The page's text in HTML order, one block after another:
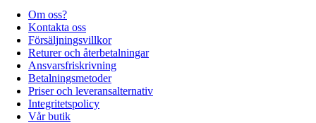
Om oss?
Kontakta oss
Försäljningsvillkor
Returer och återbetalningar
Ansvarsfriskrivning
Betalningsmetoder
Priser och leveransalternativ
Integritetspolicy
Vår butik